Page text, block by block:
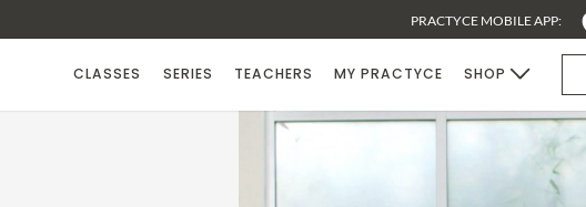
PRACTYCE MOBILE APP:
CLASSES SERIES TEACHERS MY PRACTYCE SHOP